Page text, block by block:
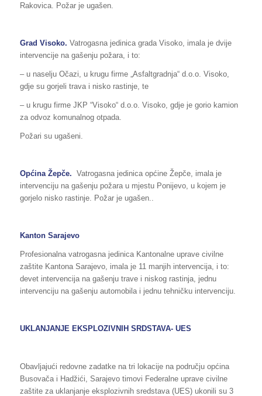
Rakovica. Požar je ugašen.
Grad Visoko. Vatrogasna jedinica grada Visoko, imala je dvije
intervencije na gašenju požara, i to:
– u naselju Očazi, u krugu firme „Asfaltgradnja“ d.o.o. Visoko,
gdje su gorjeli trava i nisko rastinje, te
– u krugu firme JKP “Visoko“ d.o.o. Visoko, gdje je gorio kamion
za odvoz komunalnog otpada.
Požari su ugašeni.
Općina Žepče. Vatrogasna jedinica općine Žepče, imala je
intervenciju na gašenju požara u mjestu Ponijevo, u kojem je
gorjelo nisko rastinje. Požar je ugašen..
Kanton Sarajevo
Profesionalna vatrogasna jedinica Kantonalne uprave civilne
zaštite Kantona Sarajevo, imala je 11 manjih intervencija, i to:
devet intervencija na gašenju trave i niskog rastinja, jednu
intervenciju na gašenju automobila i jednu tehničku intervenciju.
UKLANJANJE EKSPLOZIVNIH SRDSTAVA- UES
Obavljajući redovne zadatke na tri lokacije na području općina
Busovača i Hadžići, Sarajevo timovi Federalne uprave civilne
zaštite za uklanjanje eksplozivnih sredstava (UES) ukonili su 3